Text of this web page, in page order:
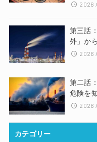
第三話
外」か
第二話
危険を
カテゴリー